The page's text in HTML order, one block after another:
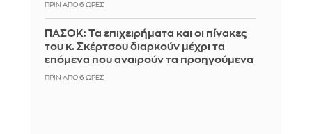
ΠΡΙΝ ΑΠΌ 6 ΏΡΕΣ
ΠΑΣΟΚ: Τα επιχειρήματα και οι πίνακες
του κ. Σκέρτσου διαρκούν μέχρι τα
επόμενα που αναιρούν τα προηγούμενα
ΠΡΙΝ ΑΠΌ 6 ΏΡΕΣ